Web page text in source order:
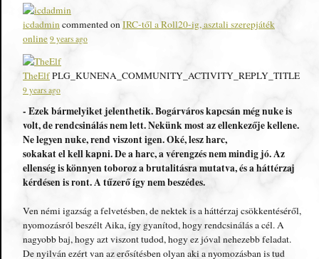
icdadmincommented onIRC-től a Roll20-ig, asztali szerepjáték
online 9 years ago
TheElfPLG_KUNENA_COMMUNITY_ACTIVITY_REPLY_TITLE
9 years ago
- Ezek bármelyiket jelenthetik. Bogárváros kapcsán még nuke is
volt, de rendcsinálás nem lett. Nekünk most az ellenkezője kellene.
Ne legyen nuke, rend viszont igen. Oké, lesz harc,
sokakat el kell kapni. De a harc, a vérengzés nem mindig jó. Az
ellenség is könnyen toboroz a brutalitásra mutatva, és a háttérzaj
kérdésen is ront. A tűzerő így nem beszédes.
Ven némi igazság a felvetésben, de nektek is a háttérzaj csökkentéséről,
nyomozásról beszélt Aika, így gyanítod, hogy rendcsinálás a cél. A
nagyobb baj, hogy azt viszont tudod, hogy ez jóval nehezebb feladat.
De nyilván ezért van az erősítésben olyan aki a nyomozásban is tud